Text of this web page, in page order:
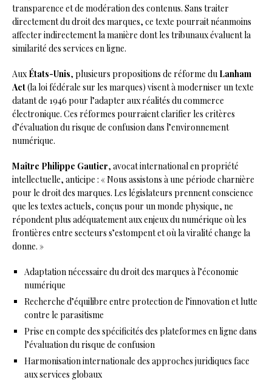
transparence et de modération des contenus. Sans traiter
directement du droit des marques, ce texte pourrait néanmoins
affecter indirectement la manière dont les tribunaux évaluent la
similarité des services en ligne.
Aux États-Unis, plusieurs propositions de réforme du Lanham
Act(la loi fédérale sur les marques) visent à moderniser un texte
datant de 1946 pour l’adapter aux réalités du commerce
électronique. Ces réformes pourraient clarifier les critères
d’évaluation du risque de confusion dans l’environnement
numérique.
Maître Philippe Gautier, avocat international en propriété
intellectuelle, anticipe : « Nous assistons à une période charnière
pour le droit des marques. Les législateurs prennent conscience
que les textes actuels, conçus pour un monde physique, ne
répondent plus adéquatement aux enjeux du numérique où les
frontières entre secteurs s’estompent et où la viralité change la
donne. »
Adaptation nécessaire du droit des marques à l’économie
numérique
Recherche d’équilibre entre protection de l’innovation et lutte
contre le parasitisme
Prise en compte des spécificités des plateformes en ligne dans
l’évaluation du risque de confusion
Harmonisation internationale des approches juridiques face
aux services globaux